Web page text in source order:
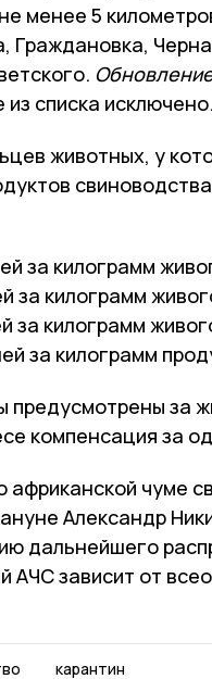
менее 5
Граждановка,
списка исключено.
животных, у
за килограмм
за килограмм
за килограмм
за килограмм
предусмотрены за
компенсация за
африканской чуме
Александр
дальнейшего
АЧС зависит от
карантин